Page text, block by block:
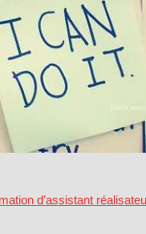
d’assistant